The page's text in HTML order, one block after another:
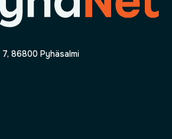
86800 Pyhäsalmi